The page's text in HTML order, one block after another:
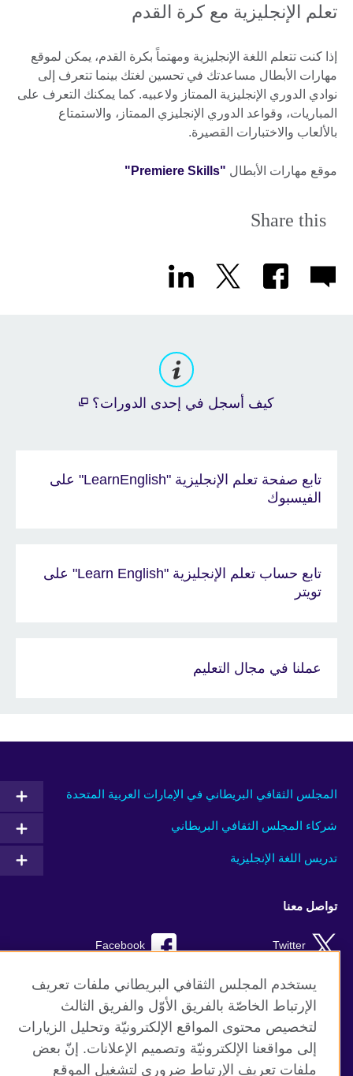
تعلم الإنجليزية مع كرة القدم
إذا كنت تتعلم اللغة الإنجليزية ومهتماً بكرة القدم، يمكن لموقع
مهارات الأبطال مساعدتك في تحسين لغتك بينما تتعرف إلى
نوادي الدوري الإنجليزية الممتاز ولاعبيه. كما يمكنك التعرف على
المباريات، وقواعد الدوري الإنجليزي الممتاز، والاستمتاع
بالألعاب والاختبارات القصيرة.
موقع مهارات الأبطال "Premiere Skills"
Share this
كيف أسجل في إحدى الدورات؟
تابع صفحة تعلم الإنجليزية "LearnEnglish" على
الفيسبوك
تابع حساب تعلم الإنجليزية "Learn English" على
تويتر
عملنا في مجال التعليم
المجلس الثقافي البريطاني في الإمارات العربية المتحدة
شركاء المجلس الثقافي البريطاني
تدريس اللغة الإنجليزية
تواصل معنا
Facebook Twitter
Instagram RSS
TikTok
يستخدم المجلس الثقافي البريطاني ملفات تعريف
الإرتباط الخاصّة بالفريق الأوّل والفريق الثالث
لتخصيص محتوى المواقع الإلكترونيّة وتحليل الزيارات
إلى مواقعنا الإلكترونيّة وتصميم الإعلانات. إنّ بعض
ملفات تعريف الإرتباط ضروري لتشغيل الموقع